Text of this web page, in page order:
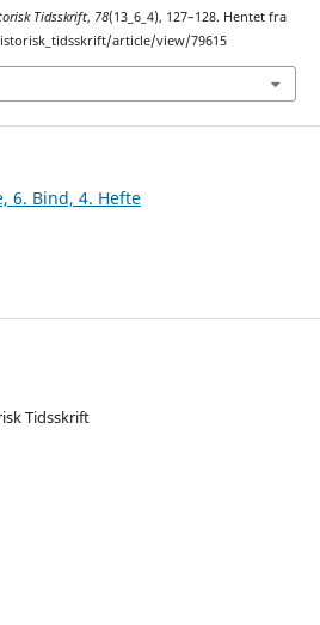
Tidsskrift, 78(13_6_4), 127–128. Hentet fra
article/view/79615
6. Bind, 4. Hefte
Tidsskrift